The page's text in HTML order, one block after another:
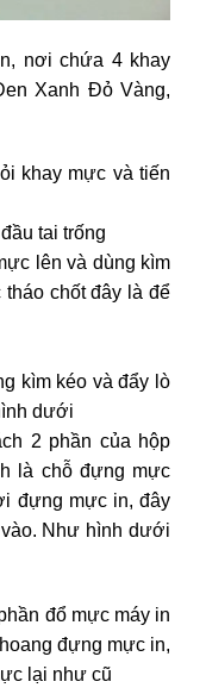
nơi chứa 4 khay
Xanh Đỏ Vàng,
khay mực và tiến
tai trống
lên và dùng kìm
chốt đây là để
kìm kéo và đẩy lò
dưới
2 phần của hộp
là chỗ đựng mực
đựng mực in, đây
Như hình dưới
đổ mực máy in
đựng mực in,
lại như cũ